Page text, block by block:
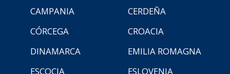
CAMPANIA
CERDEÑA
CÓRCEGA
CROACIA
DINAMARCA
EMILIA ROMAGNA
ESCOCIA
ESLOVENIA